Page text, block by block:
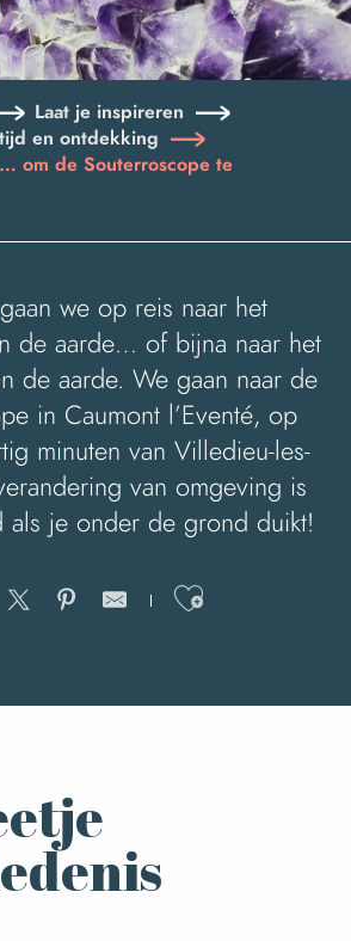
Laat je inspireren
en ontdekking
om de Souterroscope te
we op reis naar het
de aarde… of bijna naar het
de aarde. We gaan naar de
in Caumont l’Eventé, op
minuten van Villedieu-les-
van omgeving is
als je onder de grond duikt!
Ajouter